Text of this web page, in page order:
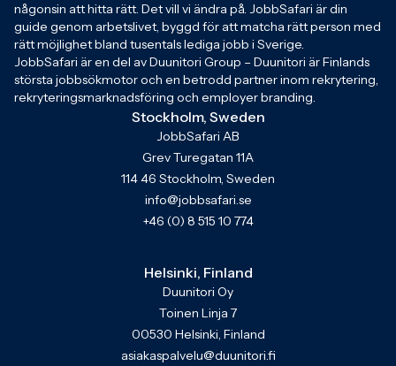
någonsin att hitta rätt. Det vill vi ändra på. JobbSafari är din
guide genom arbetslivet, byggd för att matcha rätt person med
rätt möjlighet bland tusentals lediga jobb i Sverige.
JobbSafari är en del av Duunitori Group – Duunitori är Finlands
största jobbsökmotor och en betrodd partner inom rekrytering,
rekryteringsmarknadsföring och employer branding.
Stockholm, Sweden
JobbSafari AB
Grev Turegatan 11A
114 46 Stockholm, Sweden
info@jobbsafari.se
+46 (0) 8 515 10 774
Helsinki, Finland
Duunitori Oy
Toinen Linja 7
00530 Helsinki, Finland
asiakaspalvelu@duunitori.fi